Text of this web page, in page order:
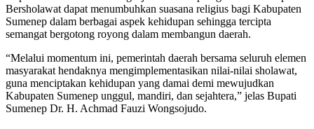
Bersholawat dapat menumbuhkan suasana religius bagi Kabupaten
Sumenep dalam berbagai aspek kehidupan sehingga tercipta
semangat bergotong royong dalam membangun daerah.
“Melalui momentum ini, pemerintah daerah bersama seluruh elemen
masyarakat hendaknya mengimplementasikan nilai-nilai sholawat,
guna menciptakan kehidupan yang damai demi mewujudkan
Kabupaten Sumenep unggul, mandiri, dan sejahtera,” jelas Bupati
Sumenep Dr. H. Achmad Fauzi Wongsojudo.